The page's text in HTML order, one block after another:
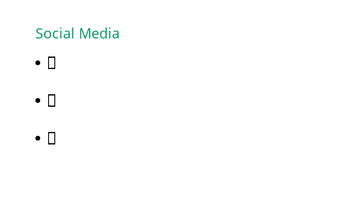
Social Media


